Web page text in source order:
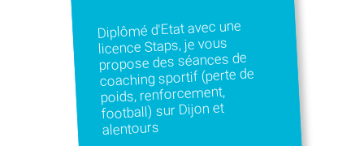
Diplômé d'Etat avec une
licence Staps, je vous
propose des séances de
coaching sportif (perte de
poids, renforcement,
football) sur Dijon et
alentours